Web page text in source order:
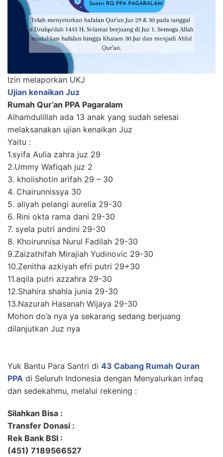
Izin melaporkan UKJ
Ujian kenaikan Juz
Rumah Qur’an PPA Pagaralam
Alhamdulillah ada 13 anak yang sudah selesai
melaksanakan ujian kenaikan Juz
Yaitu :
1.syifa Aulia zahra juz 29
2.Ummy Wafiqah juz 2
3. kholishotin arifah 29 – 30
4. Chairunnissya 30
5. aliyah pelangi aurelia 29-30
6. Rini okta rama dani 29-30
7. syela putri andini 29-30
8. Khoirunnisa Nurul Fadilah 29-30
9.Zaizathifah Mirajiah Yudinovic 29-30
10.Zenitha azkiyah efri putri 29+30
11.aqila putri azzahra 29-30
12.Shahira shahla junia 29-30
13.Nazurah Hasanah Wijaya 29-30
Mohon do’a nya ya sekarang sedang berjuang
dilanjutkan Juz nya
Yuk Bantu Para Santri di 43 Cabang Rumah Quran
PPA di Seluruh Indonesia dengan Menyalurkan infaq
dan sedekahmu, melalui rekening :
Silahkan Bisa :
Transfer Donasi :
Rek Bank BSI :
(451) 7189566527